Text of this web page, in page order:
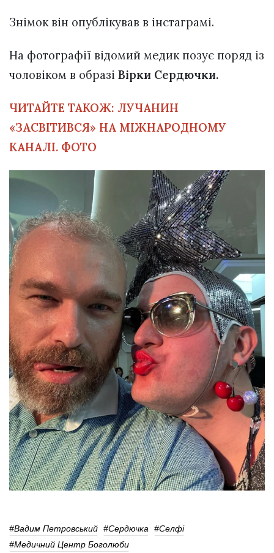
Знімок він опублікував в інстаграмі.
На фотографії відомий медик позує поряд із
чоловіком в образі Вірки Сердючки.
ЧИТАЙТЕ ТАКОЖ: ЛУЧАНИН
«ЗАСВІТИВСЯ» НА МІЖНАРОДНОМУ
КАНАЛІ. ФОТО
#Вадим Петровський #Сердючка
#селфі
#Медичний Центр Боголюби